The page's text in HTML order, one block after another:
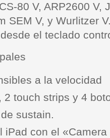
80 V, ARP2600 V,
SEM V, y Wurlitzer
el teclado
a la velocidad
2 touch strips y 4
sustain.
iPad con el